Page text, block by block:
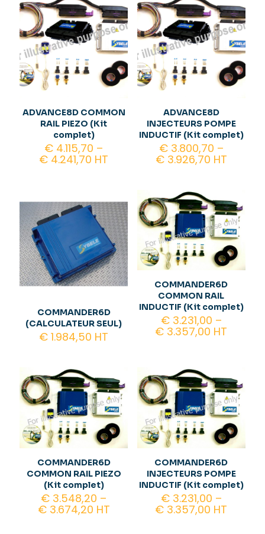
ADVANCE8D COMMON
RAIL PIEZO (Kit
complet)
€ 4.115,70 –
€ 4.241,70 HT
ADVANCE8D
INJECTEURS POMPE
INDUCTIF (Kit complet)
€3.800,70 –
€3.926,70 HT
COMMANDER6D
(CALCULATEUR SEUL)
€ 1.984,50 HT
COMMANDER6D
COMMON RAIL
INDUCTIF (Kit complet)
€3.231,00 –
€ 3.357,00 HT
COMMANDER6D
COMMON RAIL PIEZO
(Kit complet)
€ 3.548,20 –
€3.674,20 HT
COMMANDER6D
INJECTEURS POMPE
INDUCTIF (Kit complet)
€3.231,00 –
€ 3.357,00 HT